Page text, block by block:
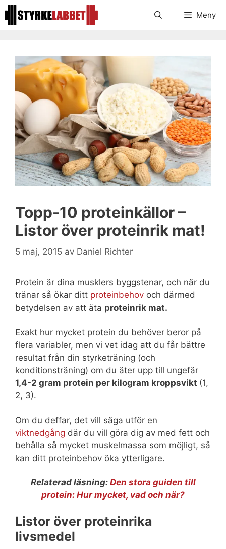
Hoppa
till
Meny
Topp-10 proteinkällor –
Listor över proteinrik mat!
5 maj, 2015 av Daniel Richter
Protein är dina musklers byggstenar, och när du
tränar så ökar ditt proteinbehov och därmed
betydelsen av att äta proteinrik mat.
Exakt hur mycket protein du behöver beror på
flera variabler, men vi vet idag att du får bättre
resultat från din styrketräning (och
konditionsträning) om du äter upp till ungefär
1,4-2 gram protein per kilogram kroppsvikt (1,
2, 3).
Om du deffar, det vill säga utför en
viktnedgång där du vill göra dig av med fett och
behålla så mycket muskelmassa som möjligt, så
kan ditt proteinbehov öka ytterligare.
Relaterad läsning: Den stora guiden till
protein: Hur mycket, vad och när?
Listor över proteinrika
livsmedel